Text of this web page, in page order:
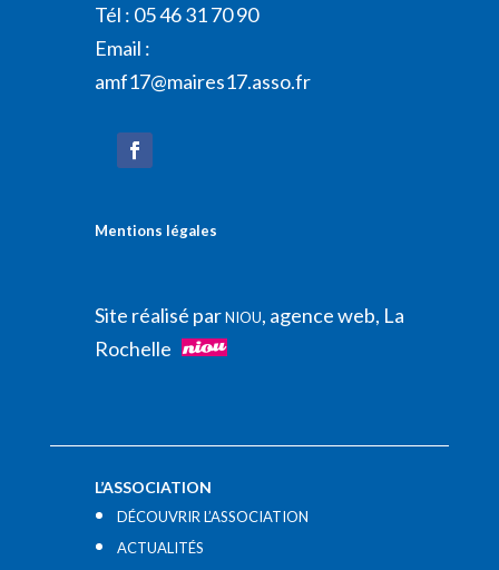
Tél : 05 46 31 70 90
Email :
amf17@maires17.asso.fr
Mentions légales
Site réalisé parNIOU, agence web, La
Rochelle
L’ASSOCIATION
DÉCOUVRIR L’ASSOCIATION
ACTUALITÉS